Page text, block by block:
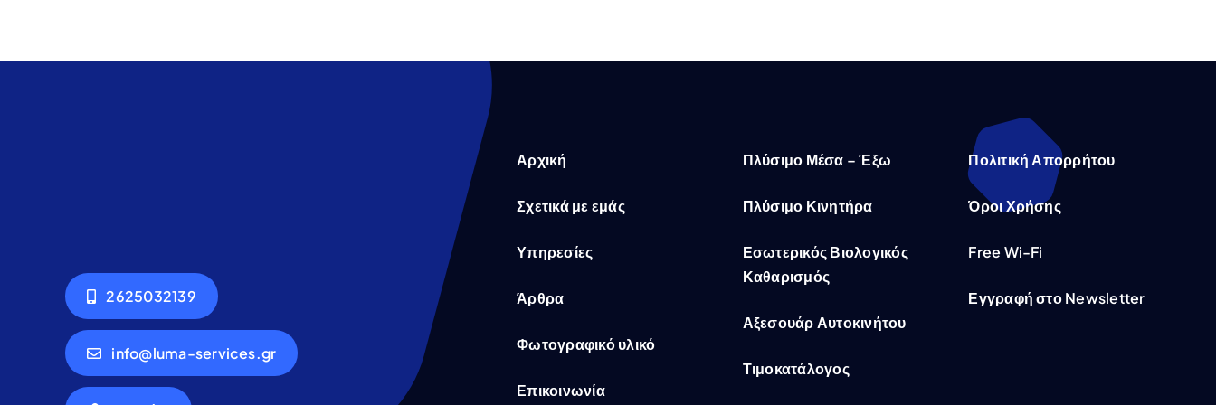
2625032139
info@luma-services.gr
Αρχική
Σχετικά με εμάς
Υπηρεσίες
Άρθρα
Φωτογραφικό υλικό
Επικοινωνία
Πλύσιμο Μέσα – Έξω
Πλύσιμο Κινητήρα
Εσωτερικός Βιολογικός
Καθαρισμός
Αξεσουάρ Αυτοκινήτου
Τιμοκατάλογος
Πολιτική Απορρήτου
Όροι Χρήσης
Free Wi-Fi
Εγγραφή στο Newsletter